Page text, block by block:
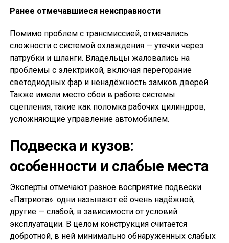
Ранее отмечавшиеся неисправности
Помимо проблем с трансмиссией, отмечались
сложности с системой охлаждения — утечки через
патрубки и шланги. Владельцы жаловались на
проблемы с электрикой, включая перегорание
светодиодных фар и ненадёжность замков дверей.
Также имели место сбои в работе системы
сцепления, такие как поломка рабочих цилиндров,
усложняющие управление автомобилем.
Подвеска и кузов:
особенности и слабые места
Эксперты отмечают разное восприятие подвески
«Патриота»: одни называют её очень надёжной,
другие — слабой, в зависимости от условий
эксплуатации. В целом конструкция считается
добротной, в ней минимально обнаруженных слабых